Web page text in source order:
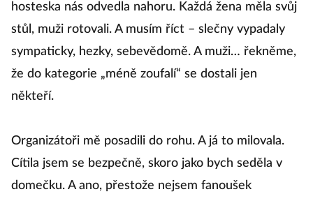
hosteska nás odvedla nahoru. Každá žena měla svůj
stůl, muži rotovali. A musím říct – slečny vypadaly
sympaticky, hezky, sebevědomě. A muži… řekněme,
že do kategorie „méně zoufalí“ se dostali jen
někteří.
Organizátoři mě posadili do rohu. A já to milovala.
Cítila jsem se bezpečně, skoro jako bych seděla v
domečku. A ano, přestože nejsem fanoušek